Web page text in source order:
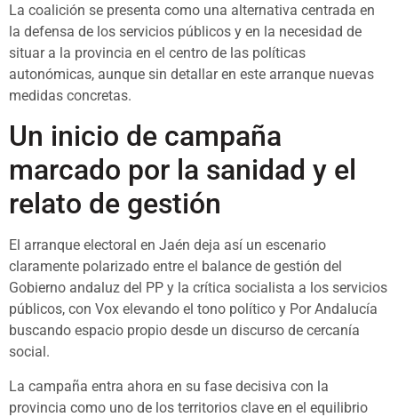
La coalición se presenta como una alternativa centrada en
la defensa de los servicios públicos y en la necesidad de
situar a la provincia en el centro de las políticas
autonómicas, aunque sin detallar en este arranque nuevas
medidas concretas.
Un inicio de campaña
marcado por la sanidad y el
relato de gestión
El arranque electoral en Jaén deja así un escenario
claramente polarizado entre el balance de gestión del
Gobierno andaluz del PP y la crítica socialista a los servicios
públicos, con Vox elevando el tono político y Por Andalucía
buscando espacio propio desde un discurso de cercanía
social.
La campaña entra ahora en su fase decisiva con la
provincia como uno de los territorios clave en el equilibrio